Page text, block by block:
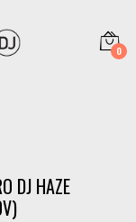
0
DJ HAZE